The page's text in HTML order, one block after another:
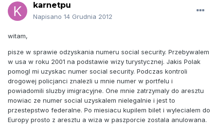
karnetpu
Napisano 14 Grudnia 2012
witam,
pisze w sprawie odzyskania numeru social security. Przebywalem
w usa w roku 2001 na podstawie wizy turystycznej. Jakis Polak
pomogl mi uzyskac numer social security. Podczas kontroli
drogowej policjanci znalezli u mnie numer w portfelu i
powiadomili sluzby imigracyjne. One mnie zatrzymaly do aresztu
mowiac ze numer social uzyskalem nielegalnie i jest to
przestepstwo federalne. Po miesiacu kupilem bilet i wylecialem do
Europy prosto z aresztu a wiza w paszporcie zostala anulowana.